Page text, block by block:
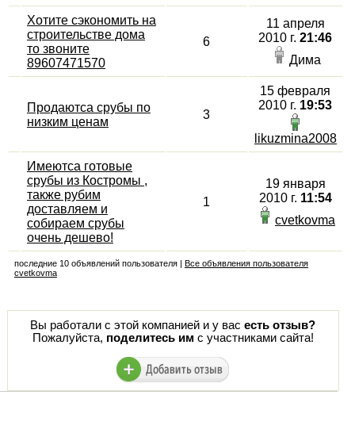
Хотите сэкономить на
строительстве дома
то звоните
89607471570
6
11 апреля
2010 г.21:46
Дима
Продаютса срубы по
низким ценам
3
15 февраля
2010 г. 19:53
likuzmina2008
Имеютса готовые
срубы из Костромы ,
также рубим
доставляем и
собираем срубы
очень дешево!
1
19 января
2010 г. 11:54
cvetkovma
последние 10 объявлений пользователя | Все объявления пользователя
cvetkovma
Вы работали с этой компанией и у васесть отзыв?
Пожалуйста, поделитесь им с участниками сайта!